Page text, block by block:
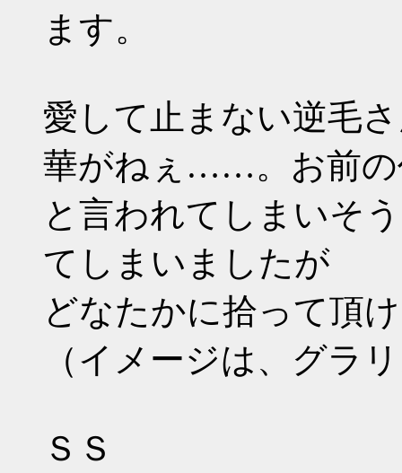
ます。
愛して止まない逆毛
華がねぇ……。お前の
と言われてしまいそ
てしまいましたが
どなたかに拾って頂
（イメージは、グラ
ＳＳ